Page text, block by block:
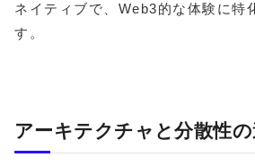
ネイティブで、Web3的な体験に特
す。
アーキテクチャと分散性